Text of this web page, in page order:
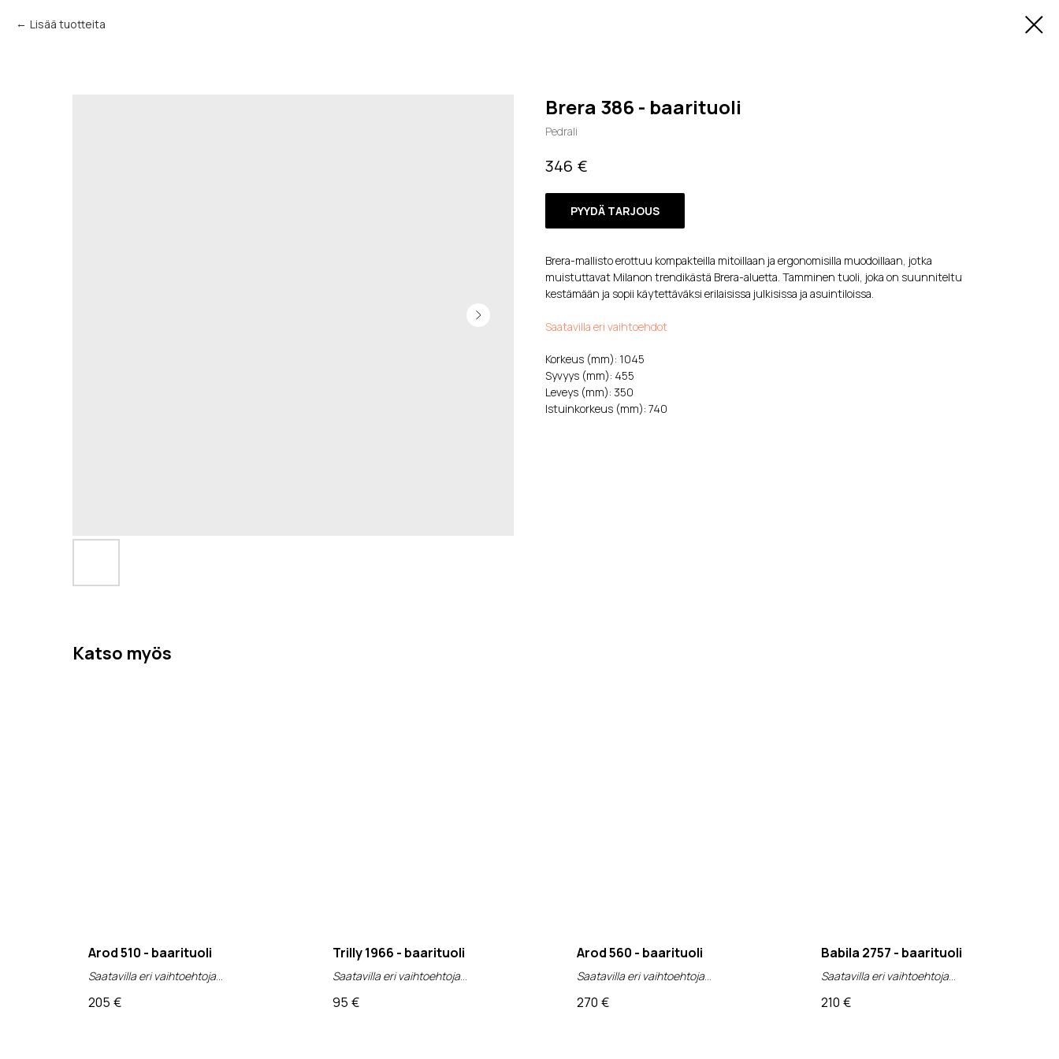
Lisää tuotteita
Brera 386 - baarituoli
Pedrali
346 €
PYYDÄ TARJOUS
Brera-mallisto erottuu kompakteilla mitoillaan ja ergonomisilla muodoillaan, jotka
muistuttavat Milanon trendikästä Brera-aluetta. Tamminen tuoli, joka on suunniteltu
kestämään ja sopii käytettäväksi erilaisissa julkisissa ja asuintiloissa.
Saatavilla eri vaihtoehdot
Korkeus (mm): 1045
Syvyys (mm): 455
Leveys (mm): 350
Istuinkorkeus (mm): 740
Katso myös
Arod 510 - baarituoli
Saatavilla eri vaihtoehtoja
(alv 0%)
205 €
Trilly 1966 - baarituoli
Saatavilla eri vaihtoehtoja
(alv 0%)
95 €
Arod 560 - baarituoli
Saatavilla eri vaihtoehtoja
(alv 0%)
270 €
Babila 2757 - baarituoli
Saatavilla eri vaihtoehtoja
(alv 0%)
210 €